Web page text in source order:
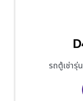
รถตู้เช่ารุ่